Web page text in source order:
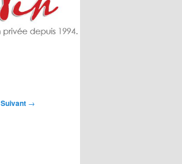
Suivant →